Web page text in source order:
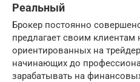
Реальный
Брокер постоянно
предлагает своим клиентам
ориентированных на
начинающих до
зарабатывать на